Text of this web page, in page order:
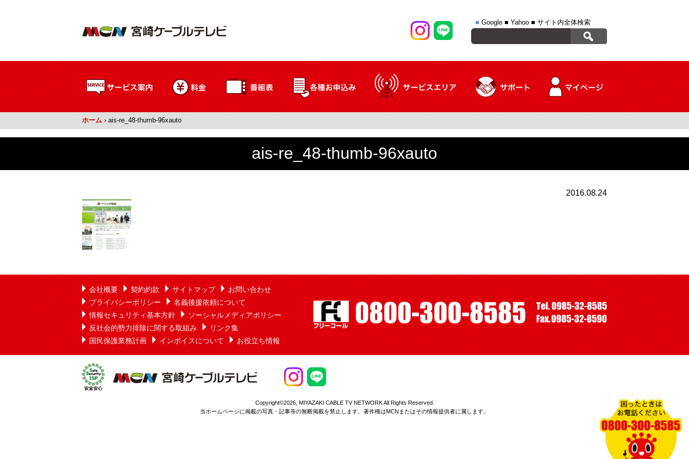
■ Google ■ Yahoo ■ サイト内全体検索
ホーム › ais-re_48-thumb-96xauto
ais-re_48-thumb-96xauto
2016.08.24
会社概要 契約約款 サイトマップ
お問い合わせ
プライバシーポリシー
名義後援依頼について
情報セキュリティ基本方針
ソーシャルメディアポリシー
反社会的勢力排除に関する取組み
リンク集
国民保護業務計画
インボイスについて お役立ち情報
Copyright©2026, MIYAZAKI CABLE TV NETWORK All Rights Reserved.
当ホームページに掲載の写真・記事等の無断掲載を禁止します。著作権はMCNまたはその情報提供者に属します。